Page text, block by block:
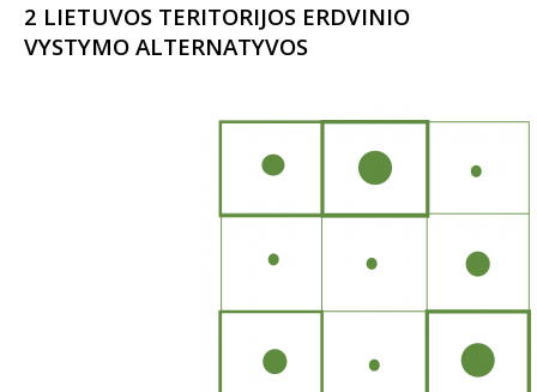
2 LIETUVOS TERITORIJOS ERDVINIO
VYSTYMO ALTERNATYVOS